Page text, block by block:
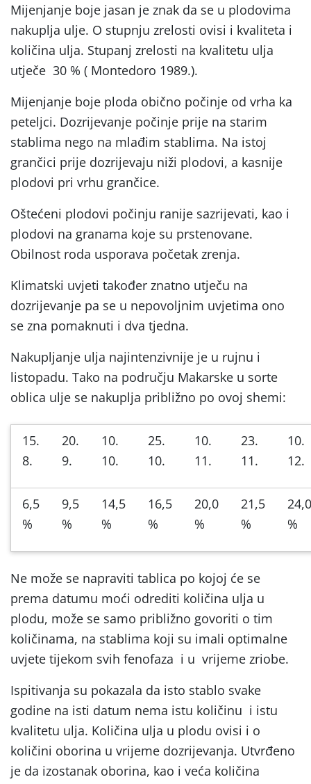
Mijenjanje boje jasan je znak da se u plodovima
nakuplja ulje. O stupnju zrelosti ovisi i kvaliteta i
količina ulja. Stupanj zrelosti na kvalitetu ulja
utječe 30 % ( Montedoro 1989.).
Mijenjanje boje ploda obično počinje od vrha ka
peteljci. Dozrijevanje počinje prije na starim
stablima nego na mlađim stablima. Na istoj
grančici prije dozrijevaju niži plodovi, a kasnije
plodovi pri vrhu grančice.
Oštećeni plodovi počinju ranije sazrijevati, kao i
plodovi na granama koje su prstenovane.
Obilnost roda usporava početak zrenja.
Klimatski uvjeti također znatno utječu na
dozrijevanje pa se u nepovoljnim uvjetima ono
se zna pomaknuti i dva tjedna.
Nakupljanje ulja najintenzivnije je u rujnu i
listopadu. Tako na području Makarske u sorte
oblica ulje se nakuplja približno po ovoj shemi:
15.
8.
20.
9.
10.
10.
25.
10.
10.
11.
23.
11.
10.
12.
6,5
%
9,5
%
14,5
%
16,5
%
20,0
%
21,5
%
24,0
%
Ne može se napraviti tablica po kojoj će se
prema datumu moći odrediti količina ulja u
plodu, može se samo približno govoriti o tim
količinama, na stablima koji su imali optimalne
uvjete tijekom svih fenofaza i u vrijeme zriobe.
Ispitivanja su pokazala da isto stablo svake
godine na isti datum nema istu količinu i istu
kvalitetu ulja. Količina ulja u plodu ovisi i o
količini oborina u vrijeme dozrijevanja. Utvrđeno
je da izostanak oborina, kao i veća količina